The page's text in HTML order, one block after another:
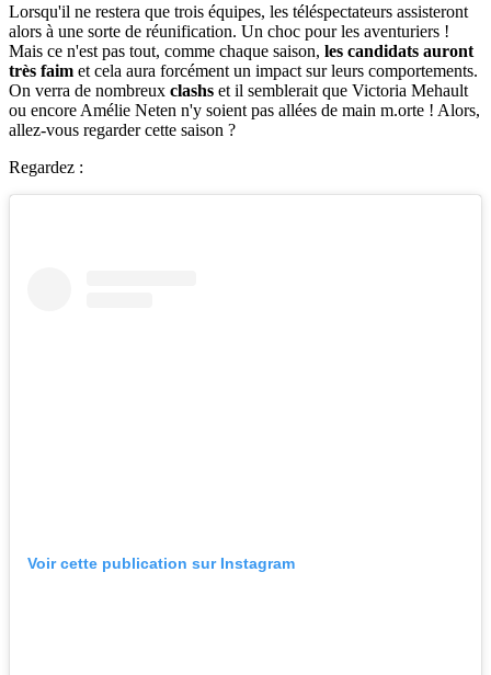
Lorsqu'il ne restera que trois équipes, les téléspectateurs assisteront
alors à une sorte de réunification. Un choc pour les aventuriers !
Mais ce n'est pas tout, comme chaque saison, les candidats auront
très faim et cela aura forcément un impact sur leurs comportements.
On verra de nombreux clashs et il semblerait que Victoria Mehault
ou encore Amélie Neten n'y soient pas allées de main m.orte ! Alors,
allez-vous regarder cette saison ?
Regardez :
Voir cette publication sur Instagram